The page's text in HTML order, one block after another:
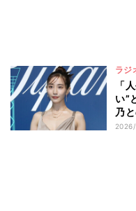
ラジ
「
い”
乃
て…